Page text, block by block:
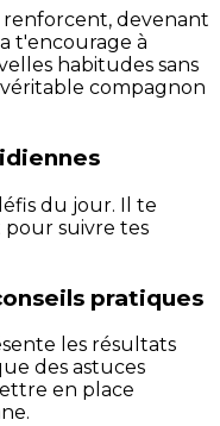
renforcent, devenant
t'encourage à
habitudes sans
compagnon
du jour. Il te
suivre tes
pratiques
les résultats
des astuces
en place